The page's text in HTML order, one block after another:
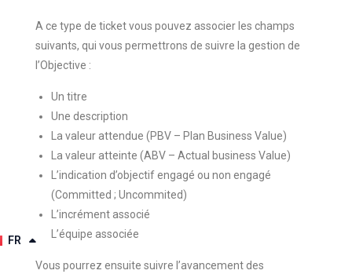
A ce type de ticket vous pouvez associer les champs
suivants, qui vous permettrons de suivre la gestion de
l’Objective :
Un titre
Une description
La valeur attendue (PBV – Plan Business Value)
La valeur atteinte (ABV – Actual business Value)
L’indication d’objectif engagé ou non engagé
(Committed ; Uncommited)
L’incrément associé
L’équipe associée
Vous pourrez ensuite suivre l’avancement des
FR
EN